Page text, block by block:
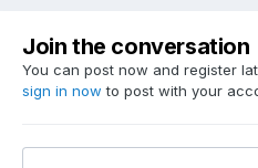
Join the conversation
You can post now and register
sign in now to post with your